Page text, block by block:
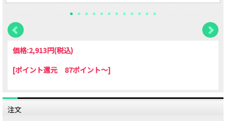
価格:2,913円(税込)
[ポイント還元 87ポイント～]
注文